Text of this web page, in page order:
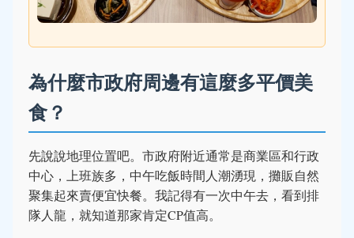
為什麼市政府周邊有這麼多平價美
食？
先說說地理位置吧。市政府附近通常是商業區和行政
中心，上班族多，中午吃飯時間人潮湧現，攤販自然
聚集起來賣便宜快餐。我記得有一次中午去，看到排
隊人龍，就知道那家肯定CP值高。